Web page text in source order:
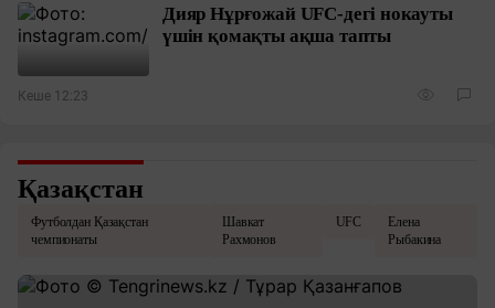
Дияр Нұрғожай UFC-дегі нокауты
үшін қомақты ақша тапты
Кеше 12:23
Қазақстан
Футболдан Қазақстан
чемпионаты
Шавкат
Рахмонов
UFC
Елена
Рыбакина